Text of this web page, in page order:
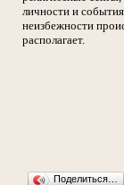
личности и
неизбежности
располагает.
Поделиться…